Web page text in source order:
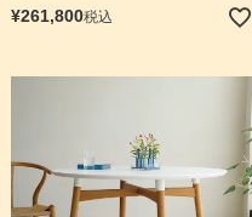
¥261,800税込